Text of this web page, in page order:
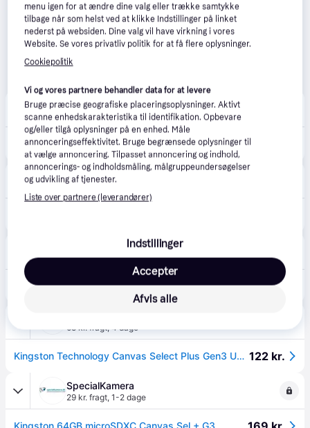
Merlin 4.7(161)
Fri fragt,1-2 dage
Kingston Canvas Select Plus Gen3 MicroSD/SD - 100MB/s - 64GB 174 kr.
Eller 3 betalinger af 58 kr.
Proshop.dk
39 kr. fragt
49 kr. fragt,1-3 dage
Kingston Technology 64 GB microSDXC Canvas Select Plus Gen3 100 MB/s A1-kort + adapter.129 kr.
68 kr. fragt,4 dage
Kingston Technology Canvas Select Plus Gen3 UHS-I Klasse 10 122 kr.
SpecialKamera
29 kr. fragt, 1-2 dage
Kingston 64GB microSDXC Canvas Sel + G3
menu igen for at ændre dine valg eller trække samtykke
tilbage når som helst ved at klikke Indstillinger på linket
nederst på websiden. Dine valg vil have virkning i vores
Website. Se vores privatliv politik for at få flere oplysninger.
Cookiepolitik
Vi og vores partnere behandler data for at levere
Bruge præcise geografiske placeringsoplysninger. Aktivt
scanne enhedskarakteristika til identifikation. Opbevare
og/eller tilgå oplysninger på en enhed. Måle
annonceringseffektivitet. Bruge begrænsede oplysninger til
at vælge annoncering. Tilpasset annoncering og indhold,
annoncerings- og indholdsmåling, målgruppeundersøgelser
og udvikling af tjenester.
Liste over partnere (leverandører)
Indstillinger
Afvis alle
Accepter